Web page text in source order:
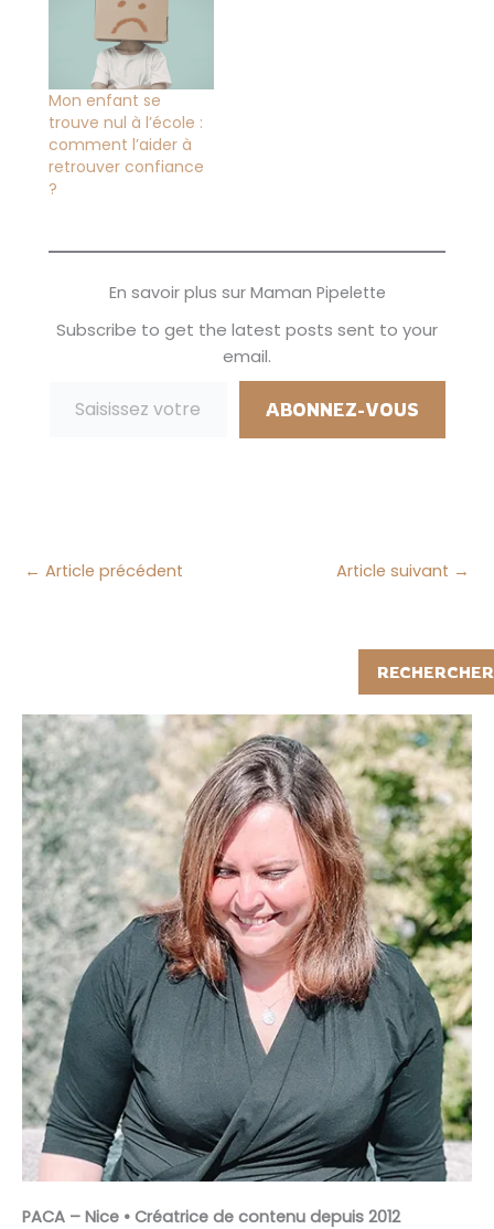
Mon enfant se
trouve nul à l’école :
comment l’aider à
retrouver confiance
?
En savoir plus sur Maman Pipelette
Subscribe to get the latest posts sent to your
email.
ABONNEZ-VOUS
← Article précédent Article suivant →
RECHERCHER
PACA – Nice • Créatrice de contenu depuis 2012